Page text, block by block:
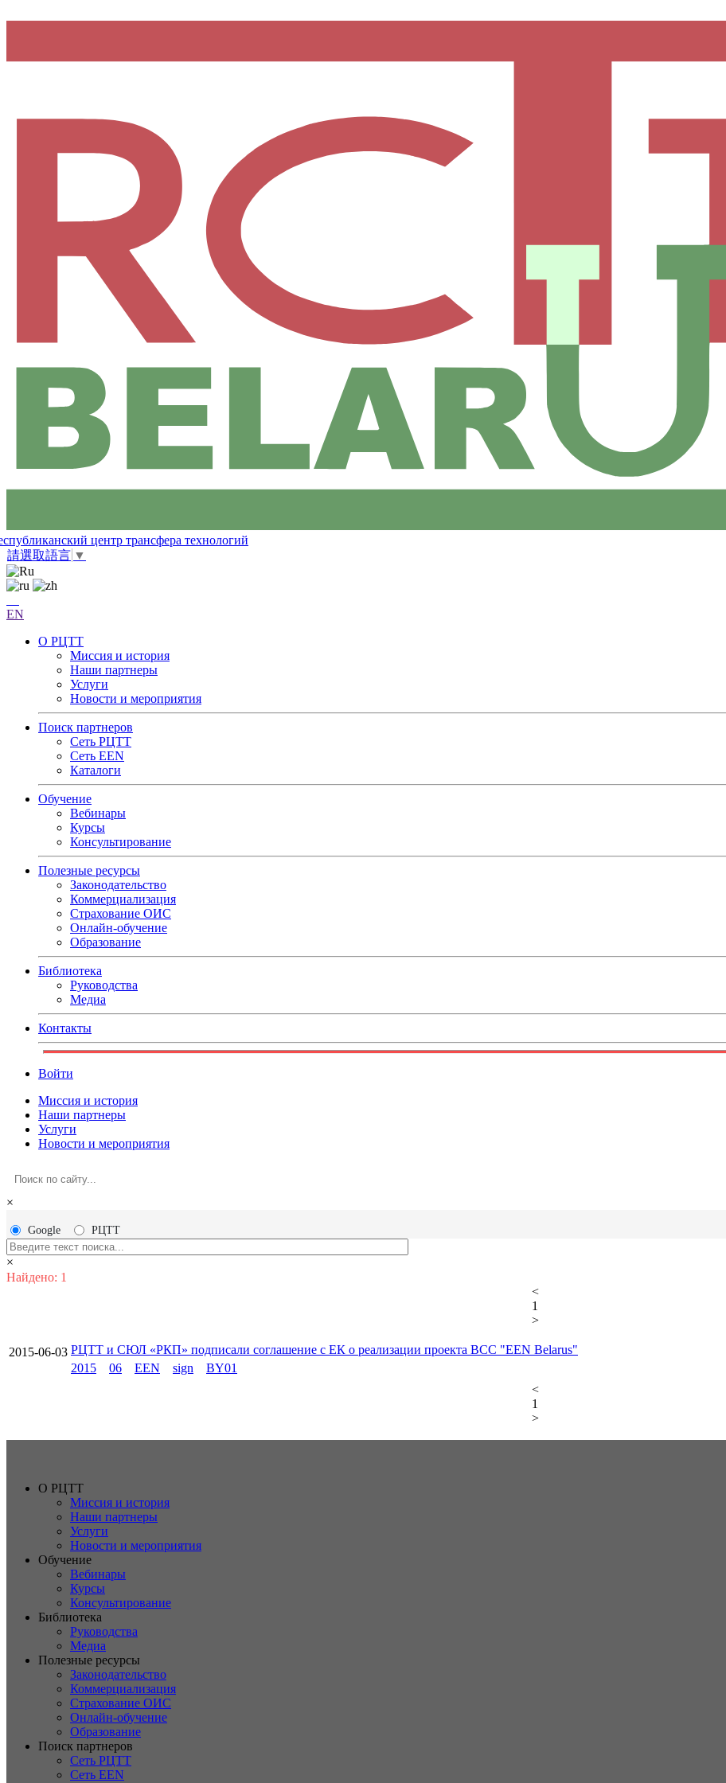
центр трансфера технологий
請選取語言 ▼
EN
О РЦТТ
Миссия и история
Наши партнеры
Услуги
Новости и мероприятия
Поиск партнеров
Сеть РЦТТ
Сеть EEN
Каталоги
Обучение
Вебинары
Курсы
Консультирование
Полезные ресурсы
Законодательство
Коммерциализация
Страхование ОИС
Онлайн-обучение
Образование
Библиотека
Руководства
Медиа
Контакты
Войти
Миссия и история
Наши партнеры
Услуги
Новости и мероприятия
×
Google РЦТТ
×
Найдено: 1
<
1
>
2015-06-03 РЦТТ и СЮЛ «РКП» подписали соглашение с ЕК о реализации проекта BCC "EEN Belarus"
2015
06 EEN sign
BY01
<
1
>
О РЦТТ
Миссия и история
Наши партнеры
Услуги
Новости и мероприятия
Обучение
Вебинары
Курсы
Консультирование
Библиотека
Руководства
Медиа
Полезные ресурсы
Законодательство
Коммерциализация
Страхование ОИС
Онлайн-обучение
Образование
Поиск партнеров
Сеть РЦТТ
Сеть EEN